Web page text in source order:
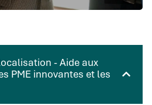
- Aide aux
PME innovantes et les